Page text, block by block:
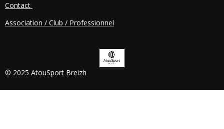
Contact
Association / Club / Professionnel
© 2025 AtouSport Breizh